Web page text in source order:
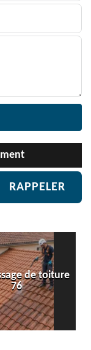
toiture 76